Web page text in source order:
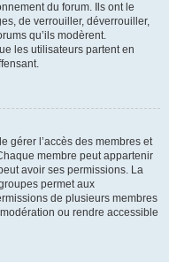
du forum. Ils ont le
de verrouiller, déverrouiller,
qu’ils modèrent.
les utilisateurs partent en
gérer l’accès des membres et
membre peut appartenir
avoir ses permissions. La
permet aux
de plusieurs membres
ou rendre accessible